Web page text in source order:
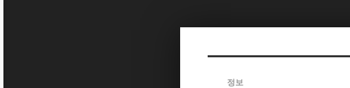
정보
Sketchbook5, 스케치북5